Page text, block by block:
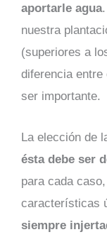
aportarle agua
nuestra
(superiores a
diferencia entre
ser importante.
La elección de
ésta debe ser
para cada
características
siempre